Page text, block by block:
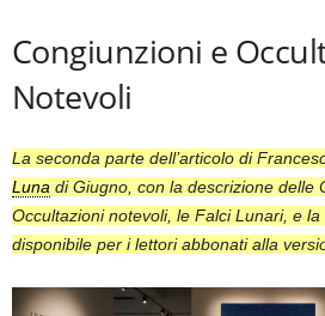
Congiunzioni e
Notevoli
La seconda parte dell’articolo di
Luna di Giugno, con la descrizione delle
Occultazioni notevoli, le Falci Lunari, e
disponibile per i lettori abbonati alla